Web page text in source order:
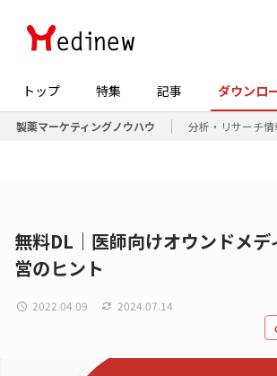
トップ 特集 記事 ダウンロ
製薬マーケティングノウハウ 分析・リサーチ情
無料DL｜医師向けオウンドメデ
営のヒント
2022.04.09 2024.07.14